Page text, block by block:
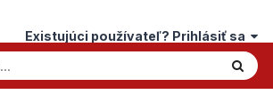
Existujúci používateľ? Prihlásiť sa